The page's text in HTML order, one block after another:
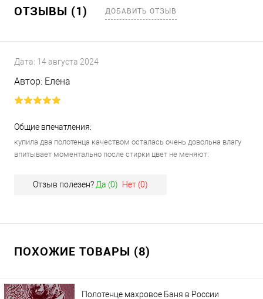
ОТЗЫВЫ (1) ДОБАВИТЬ ОТЗЫВ
Дата: 14 августа 2024
Автор: Елена
Общие впечатления:
купила два полотенца качеством осталась очень довольна влагу
впитывает моментально после стирки цвет не меняют.
Отзыв полезен?Да (0) Нет (0)
ПОХОЖИЕ ТОВАРЫ (8)
Полотенце махровое Баня в России